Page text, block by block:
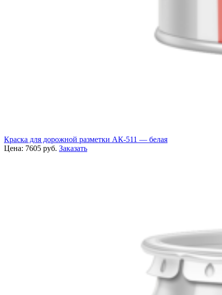
Краска для дорожной разметки АК-511 — белая
Цена: 7605 руб. Заказать